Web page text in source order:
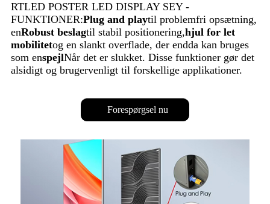
RTLED POSTER LED DISPLAY SEY -
FUNKTIONER:Plug and playtil problemfri opsætning,
enRobust beslagtil stabil positionering,hjul for let
mobilitetog en slankt overflade, der endda kan bruges
som enspejlNår det er slukket. Disse funktioner gør det
alsidigt og brugervenligt til forskellige applikationer.
Forespørgsel nu